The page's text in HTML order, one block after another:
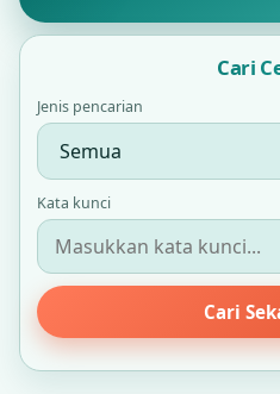
Cari
Jenis pencarian
Kata kunci
Cari